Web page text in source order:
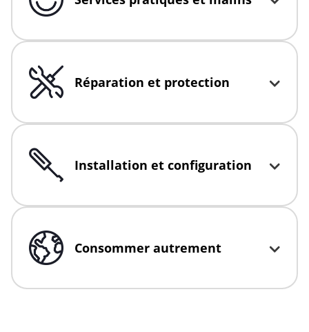
Click to expand or collapse content
Click to expand or collapse content
Réparation et protection
Click to expand or collapse content
Installation et configuration
Click to expand or collapse content
Consommer autrement